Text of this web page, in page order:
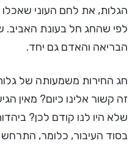
הגלות, את לחם העוני שאכלו
לפי שהחג חל בעונת
הבריאה והאדם גם יחד.
חג החירות משמעותה של
זה קשור אלינו כיום? מאין
שלא היו לנו קודם לכן?
בסוד העיבור, כלומר,